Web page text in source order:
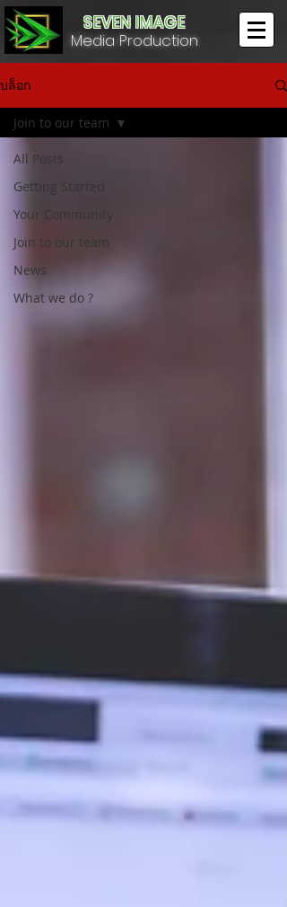
SEVEN IMAGE
Media Production
บล็อก
All Posts
Getting Started
Your Community
Join to our team
News
What we do ?
Join to our team